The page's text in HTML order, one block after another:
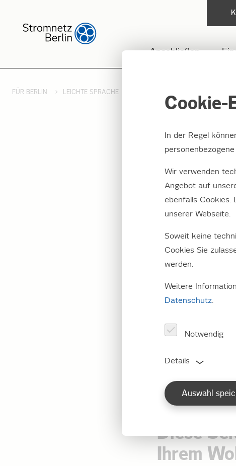
Anschließen
FÜR BERLIN LEICHTE SPRACHE
Strom
Selten fällt
kann durch
Aktuelle
Zur Zeit liegen
Sie
Diese
Ihrem
Cookie-
In der Regel
Wir verwenden
Angebot auf
ebenfalls Cookies.
unserer Webseite.
Soweit keine
Cookies Sie
werden.
Weitere
Datenschutz.
Notwendig
Details
Auswahl